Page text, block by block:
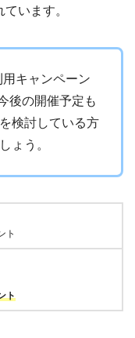
います。
キャンペーン
後の開催予定も
検討している方
ょう。
ト
ト